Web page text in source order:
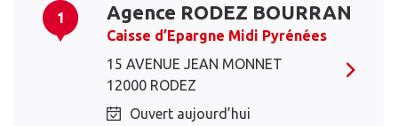
1 Agence RODEZ BOURRAN
Caisse d’Epargne Midi Pyrénées
15 AVENUE JEAN MONNET
12000 RODEZ
Ouvert aujourd’hui